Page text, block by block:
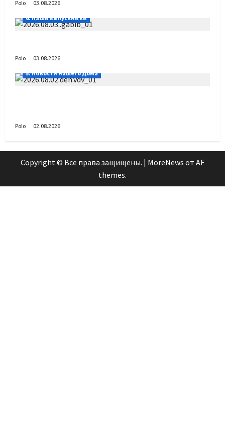
Polo
03.08.2026
6. Наши выпускники
Polo
03.08.2026
5. Новости нашего Дома
Polo 02.08.2026
Copyright © Все права защищены. | MoreNews от AF
themes.